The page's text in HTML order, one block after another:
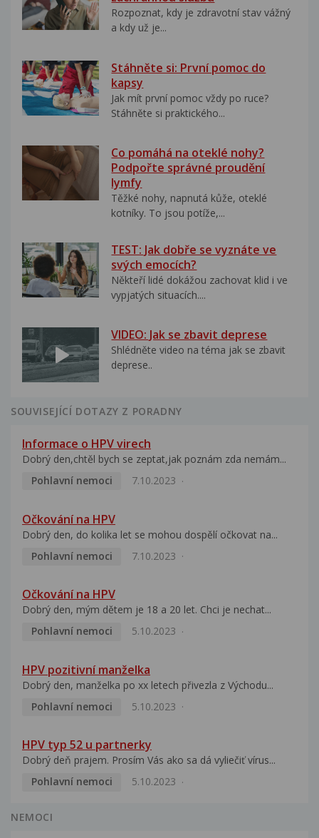
Rozpoznat, kdy je zdravotní stav vážný
a kdy už je...
Stáhněte si: První pomoc do
kapsy
Jak mít první pomoc vždy po ruce?
Stáhněte si praktického...
Co pomáhá na oteklé nohy?
Podpořte správné proudění
lymfy
Těžké nohy, napnutá kůže, oteklé
kotníky. To jsou potíže,...
TEST: Jak dobře se vyznáte ve
svých emocích?
Někteří lidé dokážou zachovat klid i ve
vypjatých situacích....
VIDEO: Jak se zbavit deprese
Shlédněte video na téma jak se zbavit
deprese..
SOUVISEJÍCÍ DOTAZY Z PORADNY
Informace o HPV virech
Dobrý den,chtěl bych se zeptat,jak poznám zda nemám...
Pohlavní nemoci
7.10.2023
Očkování na HPV
Dobrý den, do kolika let se mohou dospělí očkovat na...
Pohlavní nemoci
7.10.2023
Očkování na HPV
Dobrý den, mým dětem je 18 a 20 let. Chci je nechat...
Pohlavní nemoci
5.10.2023
HPV pozitivní manželka
Dobrý den, manželka po xx letech přivezla z Východu...
Pohlavní nemoci
5.10.2023
HPV typ 52 u partnerky
Dobrý deň prajem. Prosím Vás ako sa dá vyliečiť vírus...
Pohlavní nemoci
5.10.2023
NEMOCI